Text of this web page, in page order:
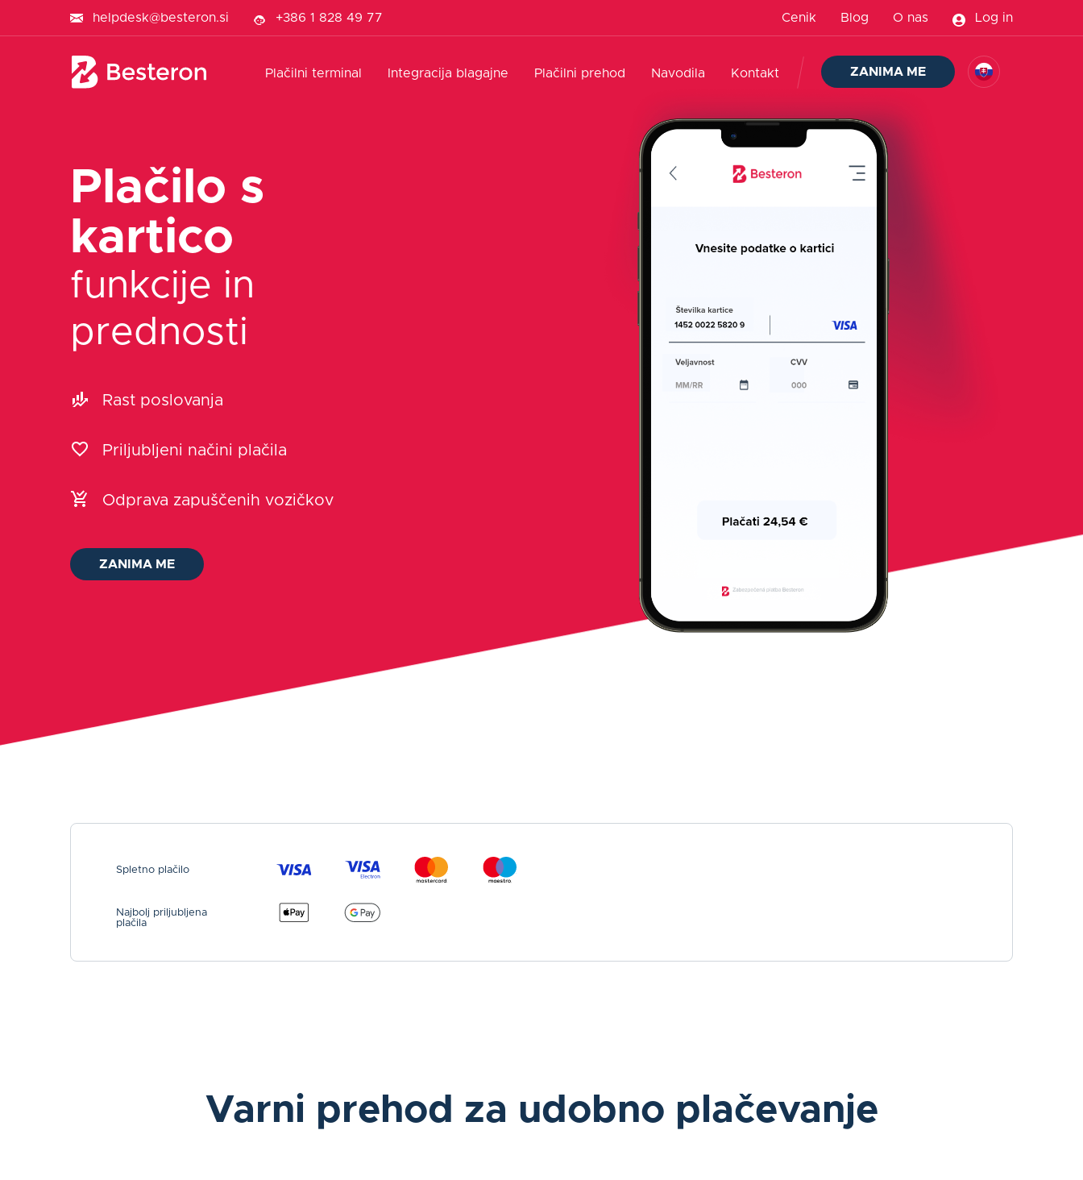
Log in
O nas
Blog
Cenik
helpdesk@besteron.si +386 1 828 49 77
ZANIMA ME
Kontakt
Navodila
Plačilni prehod
Integracija blagajne
Plačilni terminal
Plačilo s
kartico
funkcije in
prednosti
Rast poslovanja
Priljubljeni načini plačila
Odprava zapuščenih vozičkov
ZANIMA ME
Spletno plačilo
Najbolj priljubljena
plačila
Varni prehod za udobno plačevanje